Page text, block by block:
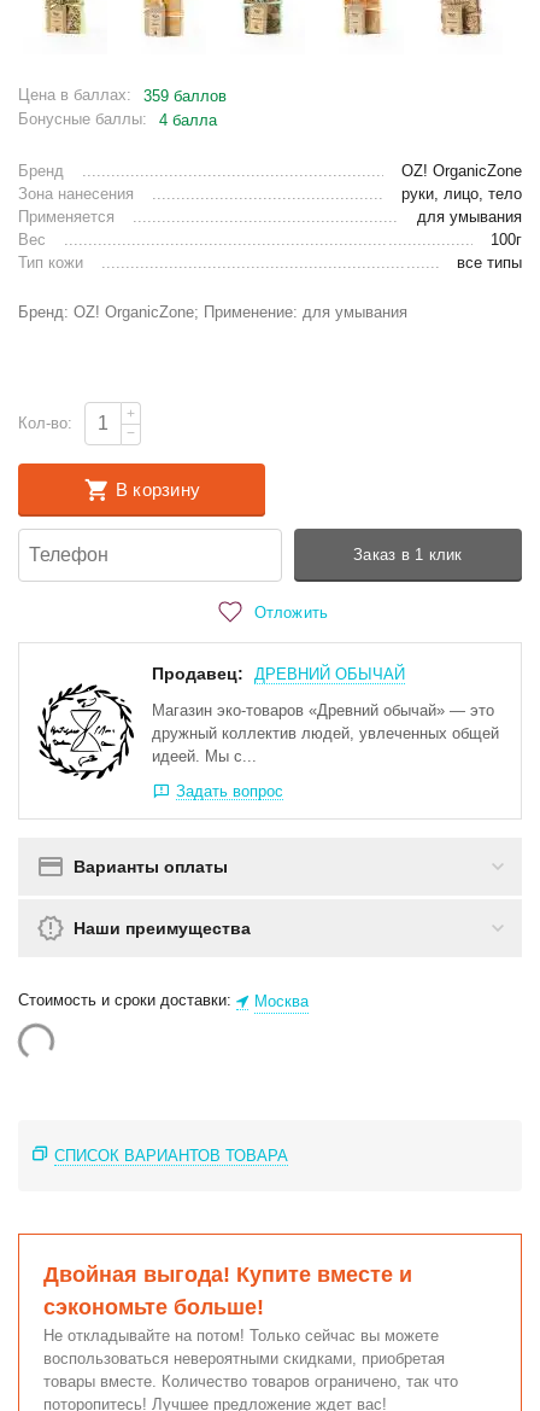
Цена в баллах:
359 баллов
Бонусные баллы:
4 балла
Бренд
OZ! OrganicZone
Зона нанесения
руки, лицо, тело
Применяется
для умывания
Вес
100г
Тип кожи
все типы
Бренд: OZ! OrganicZone; Применение: для умывания
Кол-во:
+
−
В корзину
Заказ в 1 клик
Отложить
Продавец:
ДРЕВНИЙ ОБЫЧАЙ
Магазин эко-товаров «Древний обычай» — это
дружный коллектив людей, увлеченных общей
идеей. Мы с...
Задать вопрос
Варианты оплаты
Наши преимущества
Стоимость и сроки доставки: Москва
СПИСОК ВАРИАНТОВ ТОВАРА
Двойная выгода! Купите вместе и
сэкономьте больше!
Не откладывайте на потом! Только сейчас вы можете
воспользоваться невероятными скидками, приобретая
товары вместе. Количество товаров ограничено, так что
поторопитесь! Лучшее предложение ждет вас!